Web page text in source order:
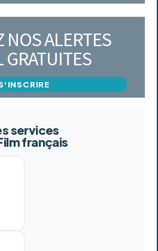
NOS ALERTES
GRATUITES
services
français